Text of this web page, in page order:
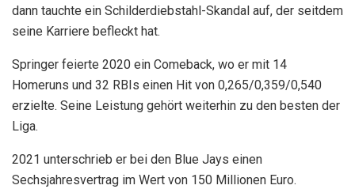
dann tauchte ein Schilderdiebstahl-Skandal auf, der seitdem
seine Karriere befleckt hat.
Springer feierte 2020 ein Comeback, wo er mit 14
Homeruns und 32 RBIs einen Hit von 0,265/0,359/0,540
erzielte. Seine Leistung gehört weiterhin zu den besten der
Liga.
2021 unterschrieb er bei den Blue Jays einen
Sechsjahresvertrag im Wert von 150 Millionen Euro.